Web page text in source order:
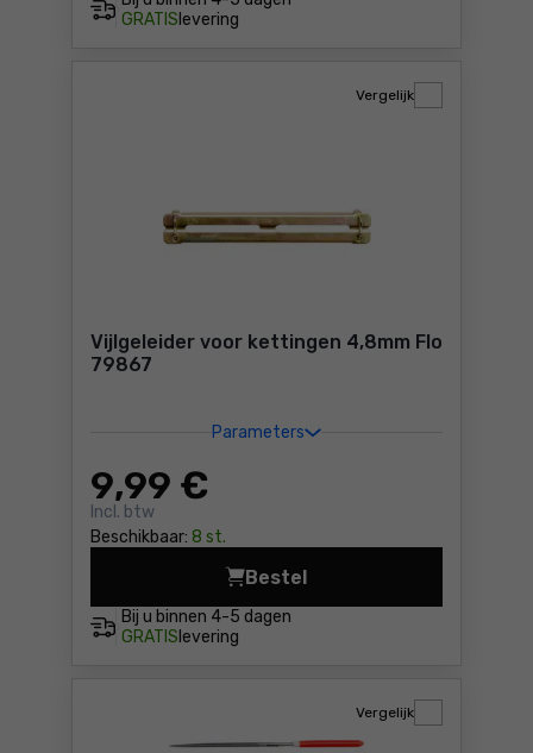
GRATIS levering
Vijlgeleider voor kettingen 4,8mm Flo
79867
Parameters
9,99 €
Incl. btw
Beschikbaar: 8 st.
Vergelijk
Bij u binnen 4-5 dagen
GRATIS levering
Bestel
Vijlgeleider voor kettingen
Vergelijk